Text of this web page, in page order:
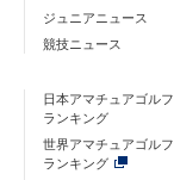
ジュニアニュース
競技ニュース
日本アマチュアゴルフ
ランキング
世界アマチュアゴルフ
ランキング